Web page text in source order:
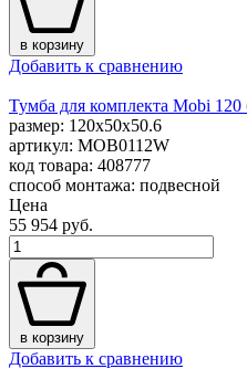
в корзину
Добавить к сравнению
Тумба для комплекта Mobi 120
размер: 120x50x50.6
артикул: MOB0112W
код товара: 408777
способ монтажа: подвесной
Цена
55 954 руб.
в корзину
Добавить к сравнению